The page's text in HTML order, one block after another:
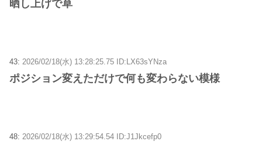
晒し上げで草
43: 2026/02/18(水) 13:28:25.75 ID:LX63sYNza
ポジション変えただけで何も変わらない模様
48: 2026/02/18(水) 13:29:54.54 ID:J1Jkcefp0